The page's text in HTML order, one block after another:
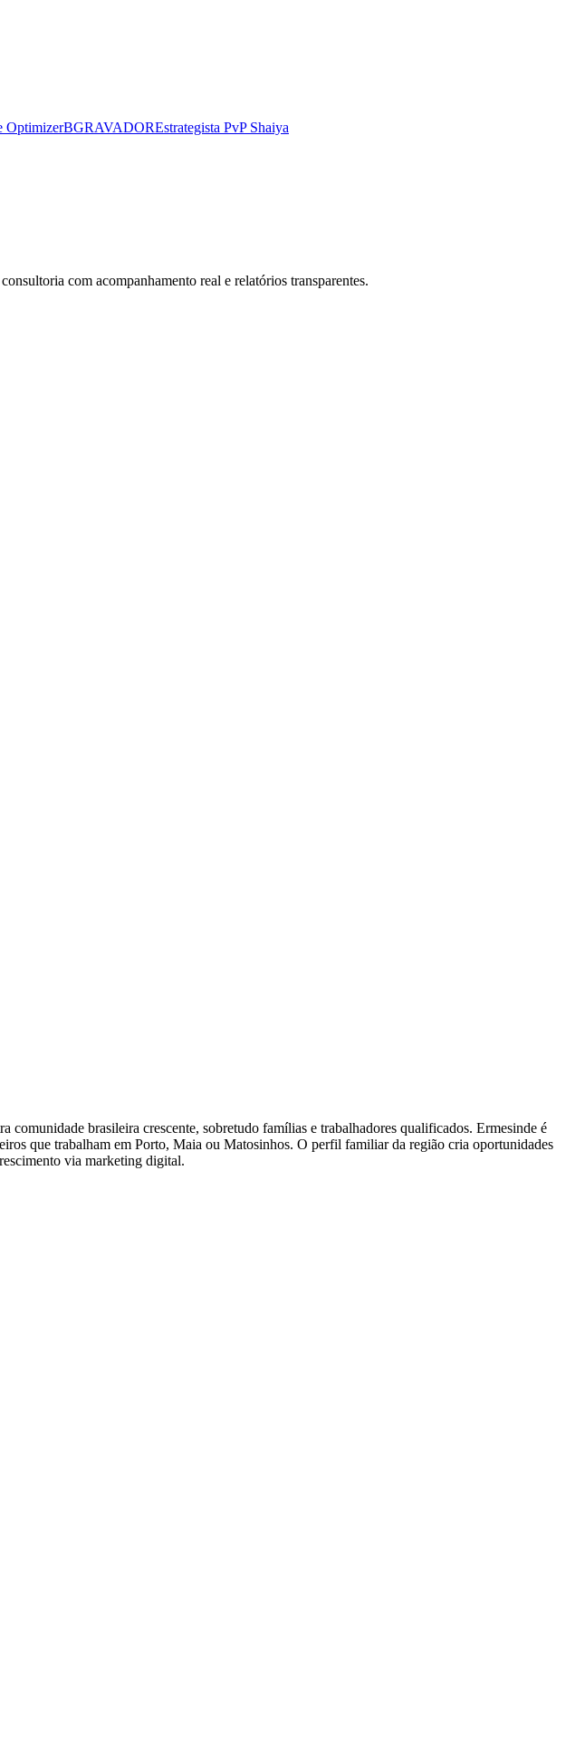
OptimizerBGRAVADOREstrategista PvP Shaiya
com acompanhamento real e relatórios transparentes.
brasileira crescente, sobretudo famílias e trabalhadores qualificados. Ermesinde é
que trabalham em Porto, Maia ou Matosinhos. O perfil familiar da região cria oportunidades
via marketing digital.